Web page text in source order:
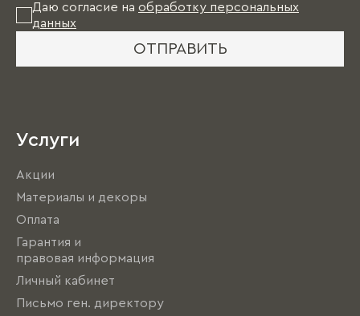
Даю согласие на обработку персональных
данных
ОТПРАВИТЬ
Услуги
Акции
Материалы и декоры
Оплата
Гарантия и
правовая информация
Личный кабинет
Письмо ген. директору